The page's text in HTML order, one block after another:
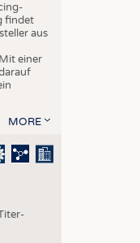
findet
aus
einer
MORE